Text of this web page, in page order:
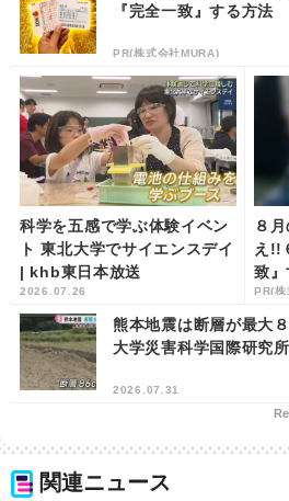
『完全一致』する方法
PR(株式会社MURA)
科学を五感で学ぶ体験イベン
ト 東北大学でサイエンスデイ
| khb東日本放送
2026.07.26
８
え!!
致
PR(株
熊本地震は断層が最大
大学災害科学国際研究
2026.07.31
関連ニュース